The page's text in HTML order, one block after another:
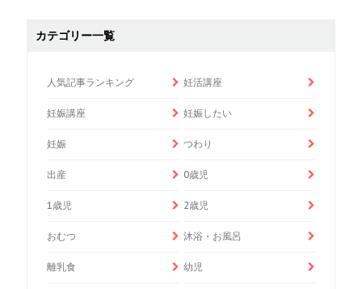
カテゴリー一覧
人気記事ランキング 妊活講座
妊娠講座 妊娠したい
妊娠 つわり
出産 0歳児
1歳児 2歳児
おむつ 沐浴・お風呂
離乳食 幼児